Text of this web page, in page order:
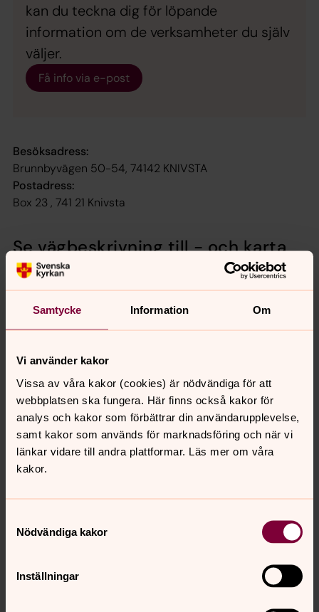
Samtycke Information Om
Vi använder kakor
Vissa av våra kakor (cookies) är nödvändiga för att
webbplatsen ska fungera. Här finns också kakor för
analys och kakor som förbättrar din användarupplevelse,
samt kakor som används för marknadsföring och när vi
länkar vidare till andra plattformar. Läs mer om våra
kakor.
Nödvändiga kakor
Inställningar
kan du teckna dig för löpande
information om de verksamheter du själv
väljer.
Få info via e-post
Besöksadress:
Brunnbyvägen 50-54, 74142 KNIVSTA
Postadress:
Box 23 , 741 21 Knivsta
Se vägbeskrivning till - och karta
över var vi finns:
Välkommen!